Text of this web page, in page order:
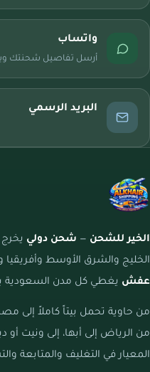
واتساب
أرسل تفاصيل شحنتك
البريد الرسمي
الخير للشحن — شحن دولي
الخليج والشرق الأوسط وأفريقيا
عفش يغطي كل مدن السعودية
من حاوية تحمل بيتاً كاملاً إلى
من الرياض إلى أبها، إلى ونيت
المعيار في التغليف والمتابعة